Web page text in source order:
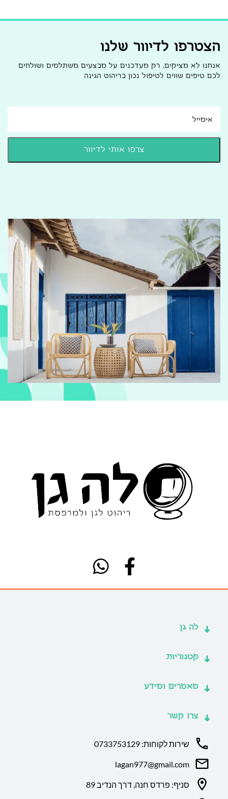
הצטרפו לדיוור שלנו
אנחנו לא מציקים, רק מעדכנים על מבצעים משתלמים ושולחים
לכם טיפים שווים לטיפול נכון בריהוט הגינה
לה גן
קטגוריות
מאמרים ומידע
צרו קשר
שירות לקוחות: 0733753129
lagan977@gmail.com
סניף: פרדס חנה, דרך הנדיב 89